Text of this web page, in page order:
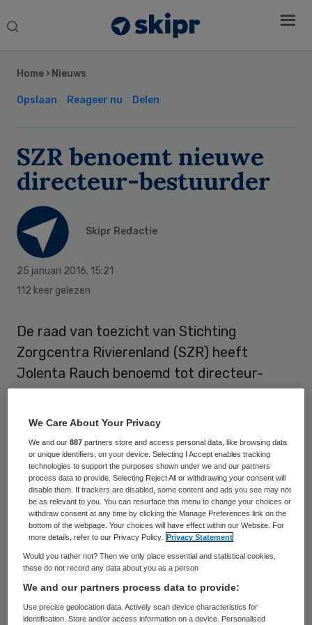
Search
Home › Nieuws
Opslaan Reageer nu Delen
SZR benoemt nieuwe
directeur-bestuurder
Skipr Redactie
25 januari 2016, 15:21
112 keer gelezen
De raad van toezicht van Stichting
Zorgcentra Rivierenland (SZR) heeft
Jolenta Rauch benoemd tot directeur-
bestuurder van SZR. Zij volgt Frits van Es
op, die in september 2015 met pensioen is
gegaan.
Rauch is al sinds november 2014 actief
binnen SZR als directeur zorg. De raad van
toezicht kiest hiermee voor een directeur-
bestuurder met eenprimaire focus op de
zorg.
Tweehoofdige directie
Sidebar
We Care About Your Privacy
We and our887 partners store and access personal data, like browsing data
or unique identifiers, on your device. Selecting I Accept enables tracking
technologies to support the purposes shown under we and our partners
process data to provide. Selecting Reject All or withdrawing your consent will
disable them. If trackers are disabled, some content and ads you see may not
be as relevant to you. You can resurface this menu to change your choices or
withdraw consent at any time by clicking the Manage Preferences link on the
bottom of the webpage. Your choices will have effect within our Website. For
more details, refer to our Privacy Policy.
Privacy Statement
Would you rather not? Then we only place essential and statistical cookies,
these do not record any data about you as a person
We and our partners process data to provide:
Use precise geolocation data. Actively scan device characteristics for
identification. Store and/or access information on a device. Personalised